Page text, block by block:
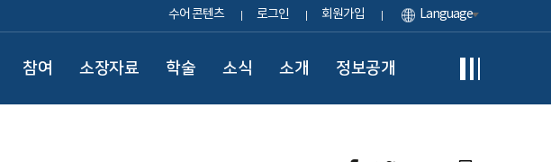
수어 콘텐츠 로그인 회원가입 Language
참여 소장자료 학술 소식 소개 정보공개